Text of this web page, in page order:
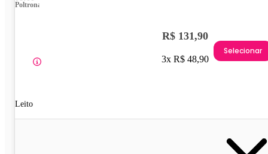
Poltrona
Leito
R$ 131,90
3x R$ 48,90
Selecionar